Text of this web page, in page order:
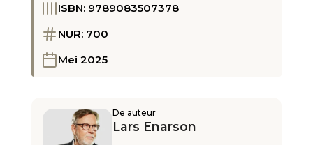
ISBN: 9789083507378
NUR: 700
Mei 2025
De auteur
Lars Enarson